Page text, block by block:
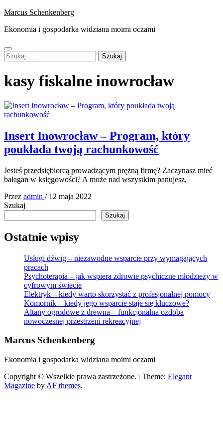
Skip
content
Marcus Schenkenberg
Ekonomia i gospodarka widziana moimi oczami
Primary
Menu
Szukaj:
kasy fiskalne inowrocław
Insert Inowrocław – Program, który
poukłada twoją rachunkowość
Jesteś przedsiębiorcą prowadzącym prężną firmę? Zaczynasz mieć
bałagan w księgowości? A może nad wszystkim panujesz,
Przez admin / 12 maja 2022
Szukaj
Szukaj
Ostatnie wpisy
Usługi dźwig – niezawodne wsparcie przy wymagających
pracach
Psychoterapia – jak wspiera zdrowie psychiczne młodzieży w
cyfrowym świecie
Elektryk – kiedy warto skorzystać z profesjonalnej pomocy
Komornik – kiedy jego wsparcie staje się kluczowe?
Altany ogrodowe z drewna – funkcjonalna ozdoba
nowoczesnej przestrzeni rekreacyjnej
Marcus Schenkenberg
Ekonomia i gospodarka widziana moimi oczami
Copyright © Wszelkie prawa zastrzeżone. | Theme: Elegant
Magazine by AF themes.